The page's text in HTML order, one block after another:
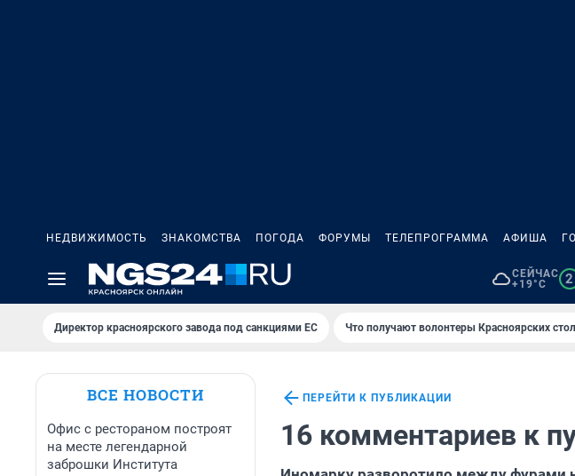
НЕДВИЖИМОСТЬ ЗНАКОМСТВА ПОГОДА ФОРУМЫ ТЕЛЕПРОГРАММА АФИША
СЕЙЧАС
+19°C
2
Директор красноярского завода под санкциями ЕС Что получают волонтеры Красноярских
ВСЕ НОВОСТИ
Офис с рестораном построят
на месте легендарной
заброшки Института
ПЕРЕЙТИ К ПУБЛИКАЦИИ
16 комментариев к